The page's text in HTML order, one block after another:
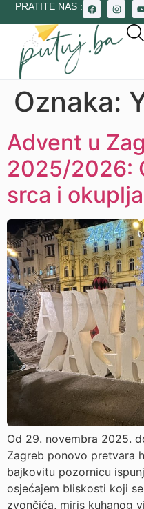
PRATITE NAS :
Oznaka:
Advent u
2025/2026:
srca i
Od 29. novembra 2025.
Zagreb ponovo pretvara
bajkovitu pozornicu
osjećajem bliskosti koji
zvončića, miris kuhanog